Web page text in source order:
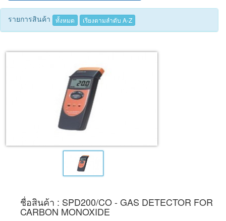
Tecnimed
Woods
รายการสินค้า ทั้งหมด เรียงตามลำดับ A-Z
ชื่อสินค้า : SPD200/CO - GAS DETECTOR FOR
CARBON MONOXIDE